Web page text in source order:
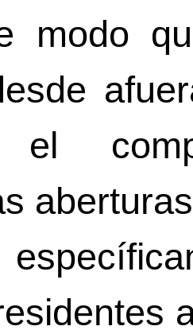
modo
el